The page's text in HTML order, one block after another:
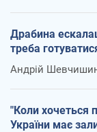
Драбина
треба
Андрій
"Коли хочеться
України має